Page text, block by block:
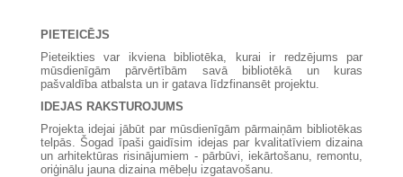
PIETEICĒJS
Pieteikties var ikviena bibliotēka, kurai ir redzējums par
mūsdienīgām pārvērtībām savā bibliotēkā un kuras
pašvaldība atbalsta un ir gatava līdzfinansēt projektu.
IDEJAS RAKSTUROJUMS
Projekta idejai jābūt par mūsdienīgām pārmaiņām bibliotēkas
telpās. Šogad īpaši gaidīsim idejas par kvalitatīviem dizaina
un arhitektūras risinājumiem - pārbūvi, iekārtošanu, remontu,
oriģinālu jauna dizaina mēbeļu izgatavošanu.